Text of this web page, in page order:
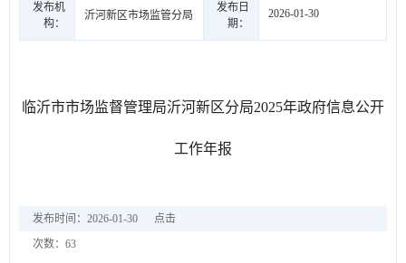
发布机
构：
沂河新区市场监管分局
发布日
期：
2026-01-30
临沂市市场监督管理局沂河新区分局2025年政府信息公开
工作年报
发布时间：2026-01-30
点击
次数： 63